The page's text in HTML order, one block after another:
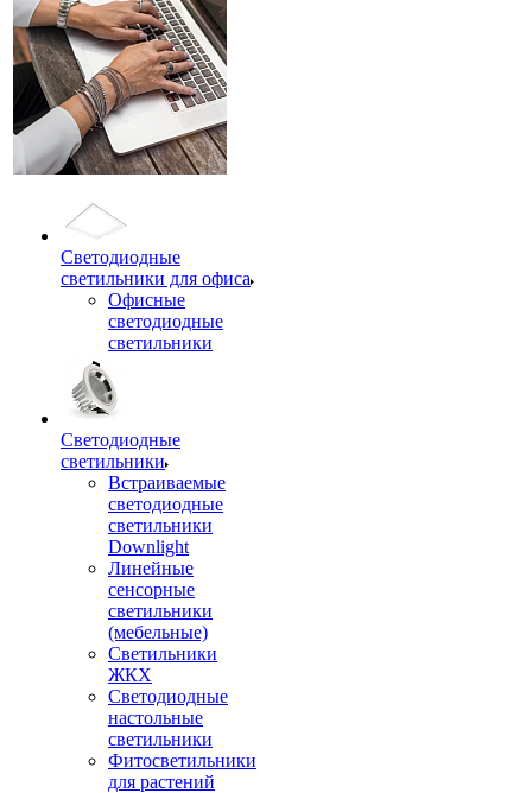
Светодиодные
светильники для офиса
Офисные
светодиодные
светильники
Светодиодные
светильники
Встраиваемые
светодиодные
светильники
Downlight
Линейные
сенсорные
светильники
(мебельные)
Светильники
ЖКХ
Светодиодные
настольные
светильники
Фитосветильники
для растений